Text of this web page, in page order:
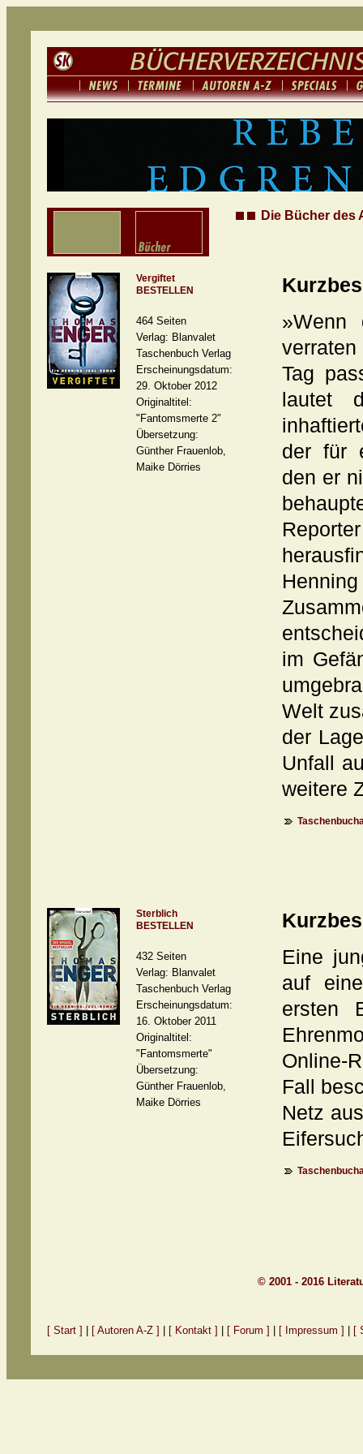
Die Bücher des
Vergiftet
BESTELLEN
464 Seiten
Verlag: Blanvalet
Taschenbuch Verlag
Erscheinungsdatum:
29. Oktober 2012
Originaltitel:
"Fantomsmerte 2"
Übersetzung:
Günther Frauenlob,
Maike Dörries
»Wenn
verraten
Tag
lautet
der für
den er
im
Welt
der
Unfall
weitere
Sterblich
BESTELLEN
432 Seiten
Verlag: Blanvalet
Taschenbuch Verlag
Erscheinungsdatum:
16. Oktober 2011
Originaltitel:
"Fantomsmerte"
Übersetzung:
Günther Frauenlob,
Maike Dörries
Eine
auf
ersten
Online-
Fall
Netz
© 2001 - 2016
[ Start ] [ Autoren A-Z ] [ Kontakt ] [ Forum ] [ Impressum ] [